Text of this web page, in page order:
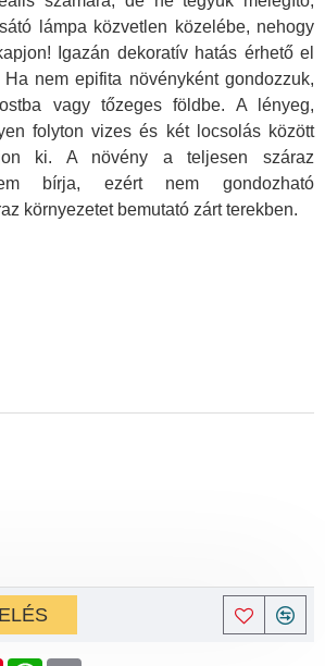
lámpa közvetlen közelébe, nehogy
Igazán dekoratív hatás érhető el
nem epifita növényként gondozzuk,
vagy tőzeges földbe. A lényeg,
folyton vizes és két locsolás között
ki. A növény a teljesen száraz
bírja, ezért nem gondozható
környezetet bemutató zárt terekben.